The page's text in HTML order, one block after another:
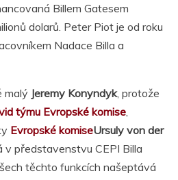
Billem Gatesem
dolarů. Peter Piot je od roku
Nadace Billa a
malý Jeremy Konyndyk, protože
týmu Evropské komise
Evropské komiseUrsuly von der
v představenstvu CEPI Billa
těchto funkcích našeptává